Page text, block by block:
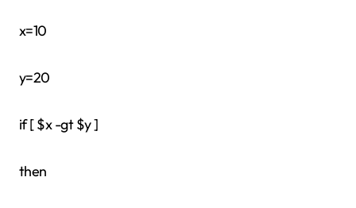
x=10
y=20
if [ $x -gt $y ]
then